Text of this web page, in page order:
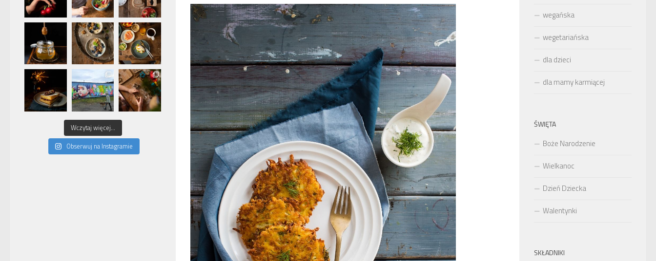
Wczytaj więcej...
Obserwuj na Instagramie
wegańska
wegetariańska
dla dzieci
dla mamy karmiącej
ŚWIĘTA
Boże Narodzenie
Wielkanoc
Dzień Dziecka
Walentynki
SKŁADNIKI